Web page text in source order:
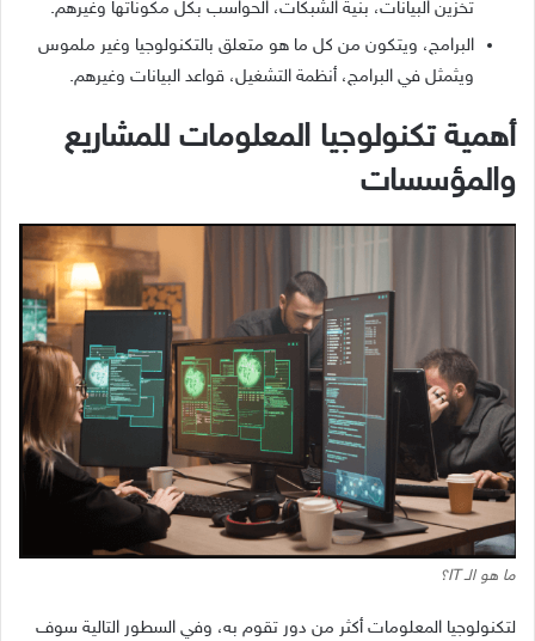
تخزين البيانات، بنية الشبكات، الحواسب بكل مكوناتها وغيرهم.
البرامج، ويتكون من كل ما هو متعلق بالتكنولوجيا وغير ملموس
ويثمثل في البرامج، أنظمة التشغيل، قواعد البيانات وغيرهم.
أهمية تكنولوجيا المعلومات للمشاريع
والمؤسسات
ما هو الـ IT؟
لتكنولوجيا المعلومات أكثر من دور تقوم به، وفي السطور التالية سوف